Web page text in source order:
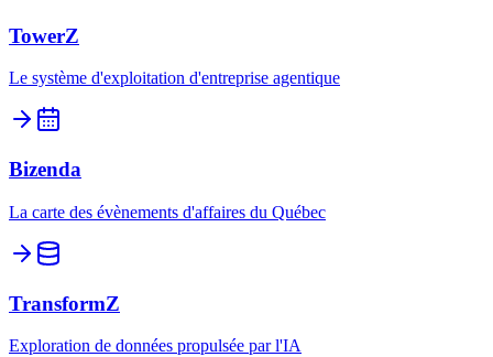
TowerZ
Le système d'exploitation d'entreprise agentique
Bizenda
La carte des évènements d'affaires du Québec
TransformZ
Exploration de données propulsée par l'IA